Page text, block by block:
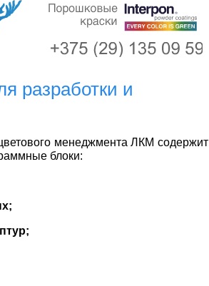
разработки и
менеджмента ЛКМ содержит
блоки: